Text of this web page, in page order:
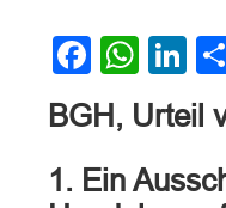
BGH, Urteil
1. Ein